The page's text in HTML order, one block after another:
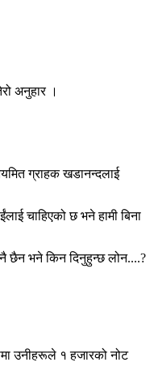
अनुहार ।
ग्राहक खडानन्दलाई
चाहिएको छ भने हामी बिना
छैन भने किन दिनुहुन्छ लोन....?
उनीहरूले १ हजारको नोट